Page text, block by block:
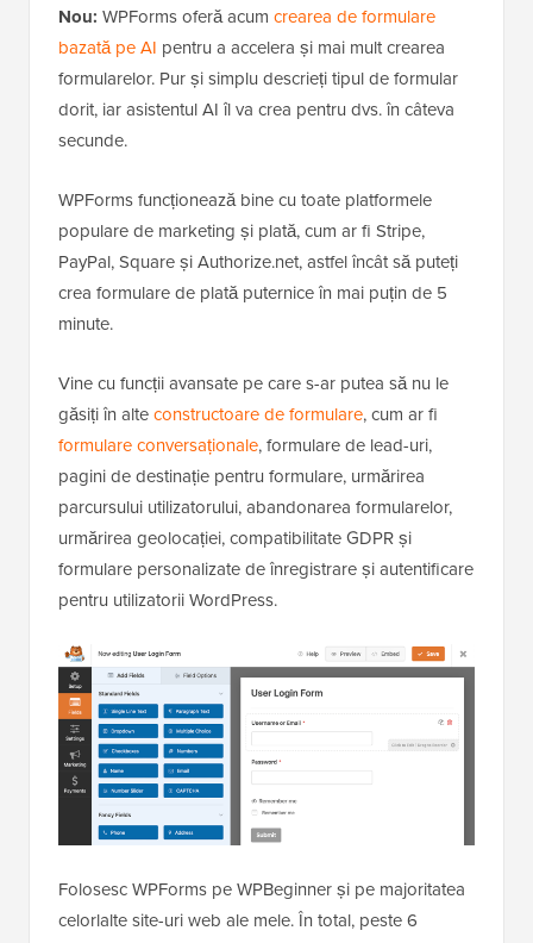
Nou: WPForms oferă acum crearea de formulare
bazată pe AI pentru a accelera și mai mult crearea
formularelor. Pur și simplu descrieți tipul de formular
dorit, iar asistentul AI îl va crea pentru dvs. în câteva
secunde.
WPForms funcționează bine cu toate platformele
populare de marketing și plată, cum ar fi Stripe,
PayPal, Square și Authorize.net, astfel încât să puteți
crea formulare de plată puternice în mai puțin de 5
minute.
Vine cu funcții avansate pe care s-ar putea să nu le
găsiți în alteconstructoare de formulare, cum ar fi
formulare conversaționale, formulare de lead-uri,
pagini de destinație pentru formulare, urmărirea
parcursului utilizatorului, abandonarea formularelor,
urmărirea geolocației, compatibilitate GDPR și
formulare personalizate de înregistrare și autentificare
pentru utilizatorii WordPress.
Folosesc WPForms pe WPBeginner și pe majoritatea
celorlalte site-uri web ale mele. În total, peste 6